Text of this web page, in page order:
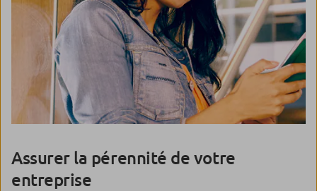
Assurer la pérennité de votre
entreprise